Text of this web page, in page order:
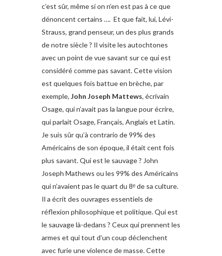
c’est sûr, même si on n’en est pas à ce que
dénoncent certains …. Et que fait, lui, Lévi-
Strauss, grand penseur, un des plus grands
de notre siècle ? Il visite les autochtones
avec un point de vue savant sur ce qui est
considéré comme pas savant. Cette vision
est quelques fois battue en brèche, par
exemple, John Joseph Mattews, écrivain
Osage, qui n’avait pas la langue pour écrire,
qui parlait Osage, Français, Anglais et Latin.
Je suis sûr qu’à contrario de 99% des
Américains de son époque, il était cent fois
plus savant. Qui est le sauvage ? John
Joseph Mathews ou les 99% des Américains
qui n’avaient pas le quart du 8ᵉ de sa culture.
Il a écrit des ouvrages essentiels de
réflexion philosophique et politique. Qui est
le sauvage là-dedans ? Ceux qui prennent les
armes et qui tout d’un coup déclenchent
avec furie une violence de masse. Cette